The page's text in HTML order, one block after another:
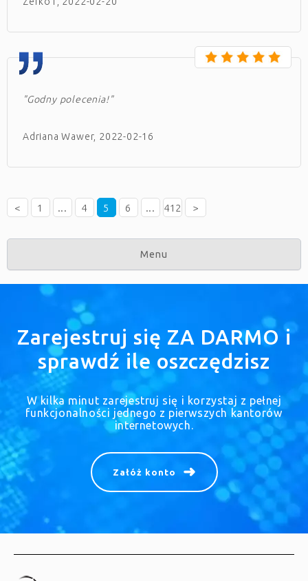
"Godny polecenia!"
Adriana Wawer, 2022-02-16
< 1 ... 4 5 6 ... 412 >
Menu
Zarejestruj się ZA DARMO i
sprawdź ile oszczędzisz
W kilka minut zarejestruj się i korzystaj z pełnej
funkcjonalności jednego z pierwszych kantorów
internetowych.
Załóż konto